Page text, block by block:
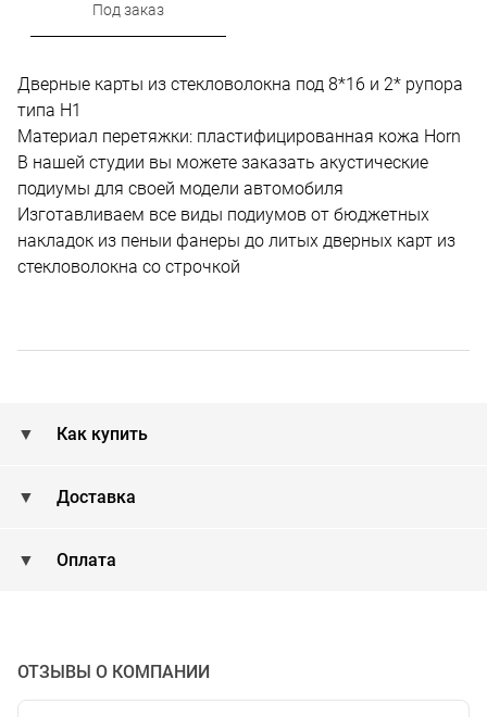
Под заказ
Дверные карты из стекловолокна под 8*16 и 2* рупора
типа H1
Материал перетяжки: пластифицированная кожа Horn
В нашей студии вы можете заказать акустические
подиумы для своей модели автомобиля
Изготавливаем все виды подиумов от бюджетных
накладок из пеныи фанеры до литых дверных карт из
стекловолокна со строчкой
Как купить
Доставка
Оплата
ОТЗЫВЫ О КОМПАНИИ